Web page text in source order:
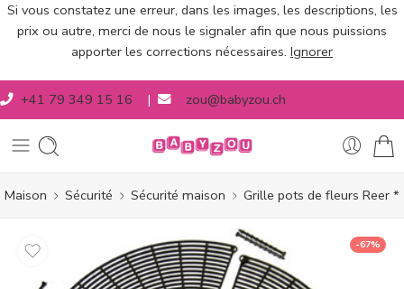
Si vous constatez une erreur, dans les images, les descriptions, les
prix ou autre, merci de nous le signaler afin que nous puissions
apporter les corrections nécessaires. Ignorer
+41 79 349 15 16 | zou@babyzou.ch
Maison Sécurité Sécurité maison Grille pots de fleurs Reer *
-67%